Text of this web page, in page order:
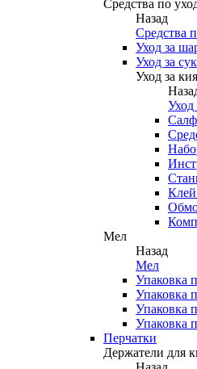
Средства по
Назад
Средства
Уход за
Уход за
Уход за
Уход
Клей
Мел
Назад
Мел
Упаковка
Упаковка
Упаковка
Упаковка
Перчатки
Держатели для